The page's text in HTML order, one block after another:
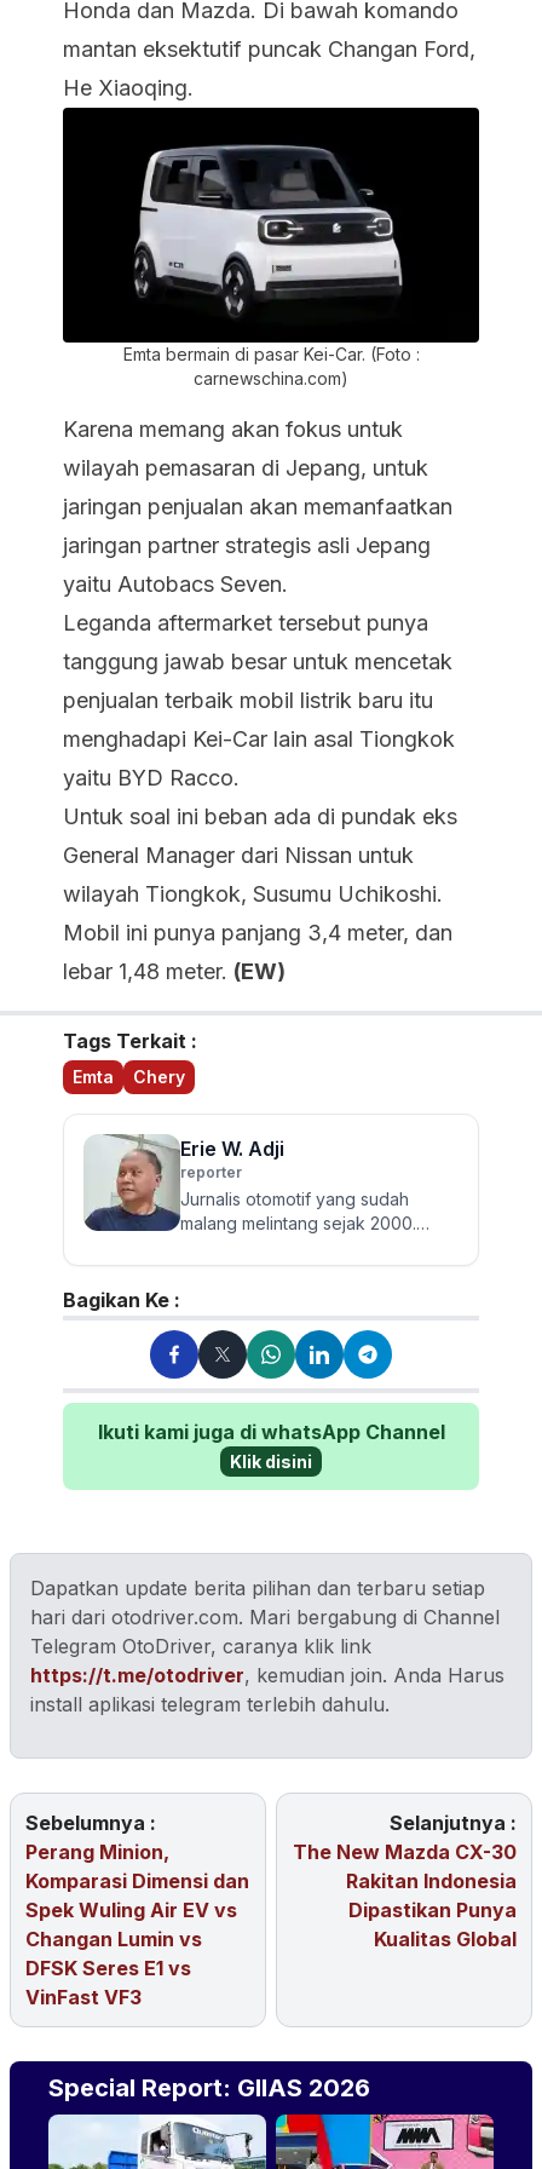
Honda dan Mazda. Di bawah komando
mantan eksektutif puncak Changan Ford,
He Xiaoqing.
Emta bermain di pasar Kei-Car. (Foto :
carnewschina.com)
Karena memang akan fokus untuk
wilayah pemasaran di Jepang, untuk
jaringan penjualan akan memanfaatkan
jaringan partner strategis asli Jepang
yaitu Autobacs Seven.
Leganda aftermarket tersebut punya
tanggung jawab besar untuk mencetak
penjualan terbaik mobil listrik baru itu
menghadapi Kei-Car lain asal Tiongkok
yaitu BYD Racco.
Untuk soal ini beban ada di pundak eks
General Manager dari Nissan untuk
wilayah Tiongkok, Susumu Uchikoshi.
Mobil ini punya panjang 3,4 meter, dan
lebar 1,48 meter. (EW)
Tags Terkait :
Emta Chery
Erie W. Adji
reporter
Jurnalis otomotif yang sudah
malang melintang sejak 2000.
seputar roda empat dari mobil
Bagikan Ke :
Ikuti kami juga di whatsApp Channel
Klik disini
Dapatkan update berita pilihan dan terbaru setiap
hari dari otodriver.com. Mari bergabung di Channel
Telegram OtoDriver, caranya klik link
https://t.me/otodriver, kemudian join. Anda Harus
install aplikasi telegram terlebih dahulu.
Sebelumnya :
Perang Minion,
Komparasi Dimensi dan
Spek Wuling Air EV vs
Changan Lumin vs
DFSK Seres E1 vs
VinFast VF3
Selanjutnya :
The New Mazda CX-30
Rakitan Indonesia
Dipastikan Punya
Kualitas Global
Special Report: GIIAS 2026